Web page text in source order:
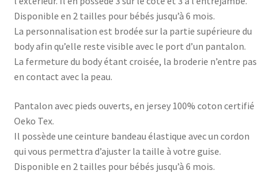
Disponible en 2 tailles pour bébés jusqu’à 6 mois.
La personnalisation est brodée sur la partie supérieure du
body afin qu’elle reste visible avec le port d’un pantalon.
La fermeture du body étant croisée, la broderie n’entre pas
en contact avec la peau.
Pantalon avec pieds ouverts, en jersey 100% coton certifié
Oeko Tex.
Il possède une ceinture bandeau élastique avec un cordon
qui vous permettra d’ajuster la taille à votre guise.
Disponible en 2 tailles pour bébés jusqu’à 6 mois.